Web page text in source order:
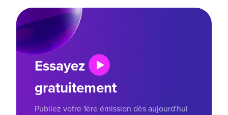
Essayez
gratuitement
Publiez votre 1ère émission dès aujourd'hui